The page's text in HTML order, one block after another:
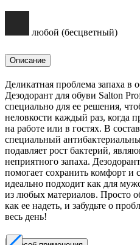
любой (бесцветный)
Описание
Деликатная проблема запаха в
Дезодорант для обуви Salton
специально для ее решения,
неловкости каждый раз, когда
на работе или в гостях. В
специальный
подавляет рост бактерий,
неприятного запаха.
помогает сохранить комфорт и
идеально подходит как для
из любых материалов. Просто
как ее надеть, и забудьте о
весь день!